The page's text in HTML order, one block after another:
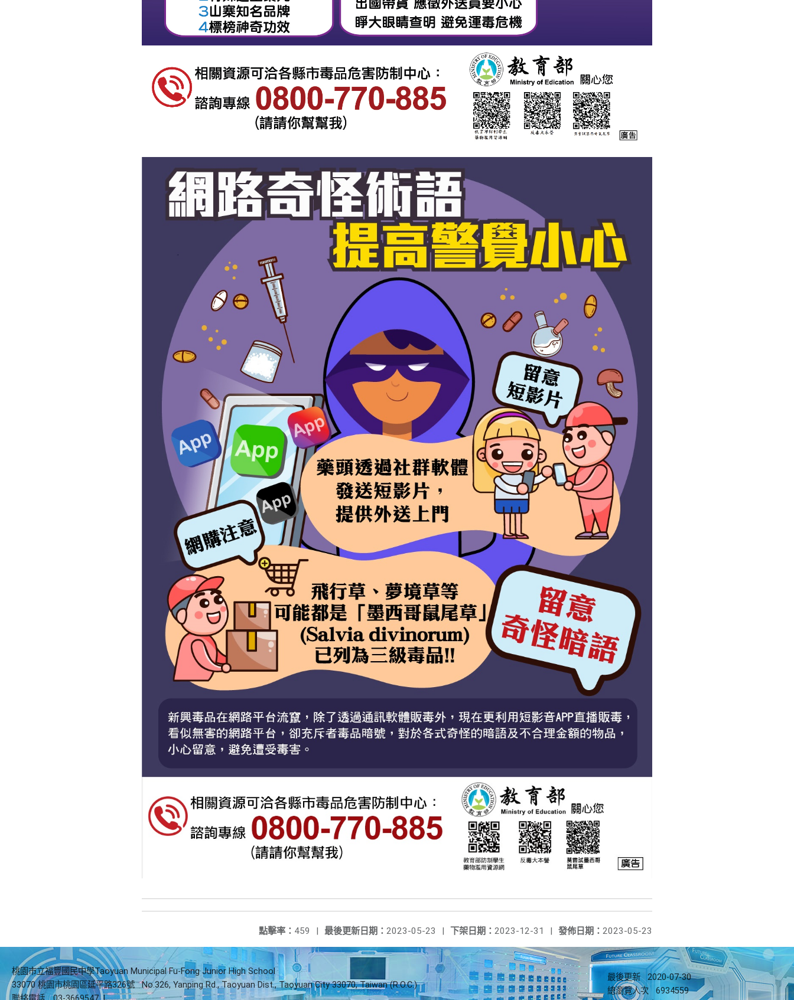
發佈日期： 2023-05-23
下架日期： 2023-12-31 |
最後更新日期： 2023-05-23 |
點擊率： 459 |
桃園市立福豐國民中學Taoyuan Municipal Fu-Fong Junior High School
33070 桃園市桃園區延平路326號
No.326, Yanping Rd., Taoyuan Dist., Taoyuan City 33070, Taiwan (R.O.C.)
最後更新
2020-07-30
總瀏覽人次
6934559